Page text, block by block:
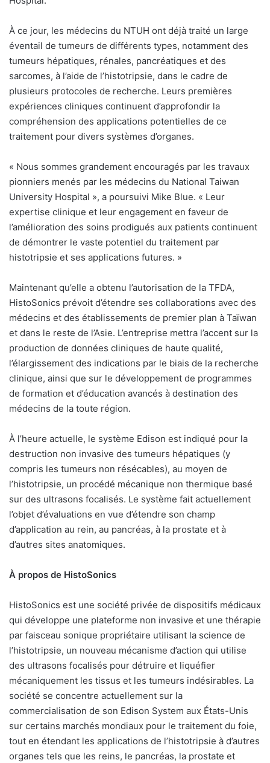
À ce jour, les médecins du NTUH ont déjà traité un large
éventail de tumeurs de différents types, notamment des
tumeurs hépatiques, rénales, pancréatiques et des
sarcomes, à l’aide de l’histotripsie, dans le cadre de
plusieurs protocoles de recherche. Leurs premières
expériences cliniques continuent d’approfondir la
compréhension des applications potentielles de ce
traitement pour divers systèmes d’organes.
« Nous sommes grandement encouragés par les travaux
pionniers menés par les médecins du National Taiwan
University Hospital », a poursuivi Mike Blue. « Leur
expertise clinique et leur engagement en faveur de
l’amélioration des soins prodigués aux patients continuent
de démontrer le vaste potentiel du traitement par
histotripsie et ses applications futures. »
Maintenant qu’elle a obtenu l’autorisation de la TFDA,
HistoSonics prévoit d’étendre ses collaborations avec des
médecins et des établissements de premier plan à Taïwan
et dans le reste de l’Asie. L’entreprise mettra l’accent sur la
production de données cliniques de haute qualité,
l’élargissement des indications par le biais de la recherche
clinique, ainsi que sur le développement de programmes
de formation et d’éducation avancés à destination des
médecins de la toute région.
À l’heure actuelle, le système Edison est indiqué pour la
destruction non invasive des tumeurs hépatiques (y
compris les tumeurs non résécables), au moyen de
l’histotripsie, un procédé mécanique non thermique basé
sur des ultrasons focalisés. Le système fait actuellement
l’objet d’évaluations en vue d’étendre son champ
d’application au rein, au pancréas, à la prostate et à
d’autres sites anatomiques.
À propos de HistoSonics
HistoSonics est une société privée de dispositifs médicaux
qui développe une plateforme non invasive et une thérapie
par faisceau sonique propriétaire utilisant la science de
l’histotripsie, un nouveau mécanisme d’action qui utilise
des ultrasons focalisés pour détruire et liquéfier
mécaniquement les tissus et les tumeurs indésirables. La
société se concentre actuellement sur la
commercialisation de son Edison System aux États-Unis
sur certains marchés mondiaux pour le traitement du foie,
tout en étendant les applications de l’histotripsie à d’autres
organes tels que les reins, le pancréas, la prostate et